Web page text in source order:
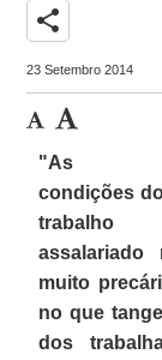
share
23 Setembro 2014
"As
condições
trabalho
assalariado
muito
no que
dos